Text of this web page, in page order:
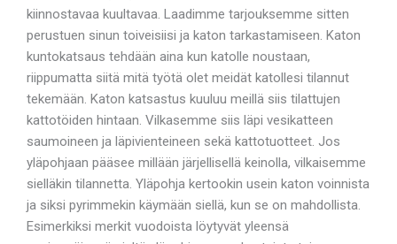
kiinnostavaa kuultavaa. Laadimme tarjouksemme sitten
perustuen sinun toiveisiisi ja katon tarkastamiseen. Katon
kuntokatsaus tehdään aina kun katolle noustaan,
riippumatta siitä mitä työtä olet meidät katollesi tilannut
tekemään. Katon katsastus kuuluu meillä siis tilattujen
kattotöiden hintaan. Vilkasemme siis läpi vesikatteen
saumoineen ja läpivienteineen sekä kattotuotteet. Jos
yläpohjaan pääsee millään järjellisellä keinolla, vilkaisemme
sielläkin tilannetta. Yläpohja kertookin usein katon voinnista
ja siksi pyrimmekin käymään siellä, kun se on mahdollista.
Esimerkiksi merkit vuodoista löytyvät yleensä